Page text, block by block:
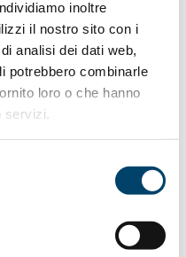
inoltre
il nostro sito con i
analisi dei dati web,
potrebbero combinarle
loro o che hanno
servizi.
docente di
di Scienze
membro del
Onda.
parte della campaga “Il
abbiamo affrontato i
anti Covid-19